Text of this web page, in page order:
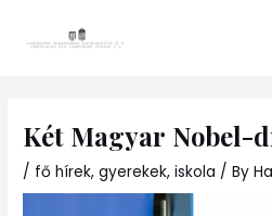
Két Magyar Nobel-
/ fő hírek,gyerekek,iskola / By